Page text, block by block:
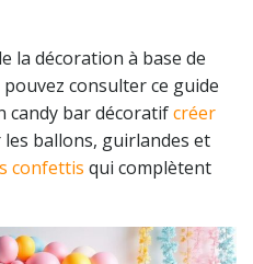
la décoration à base de
consulter ce guide
candy bar décoratifcréer
ballons, guirlandes et
confettis qui complètent